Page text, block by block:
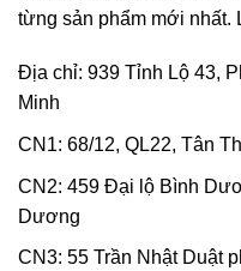
từng sản phẩm mới nhất.
Địa chỉ: 939 Tỉnh Lộ 43,
Minh
CN1: 68/12, QL22, Tân
CN2: 459 Đại lộ Bình
Dương
CN3: 55 Trần Nhật Duật